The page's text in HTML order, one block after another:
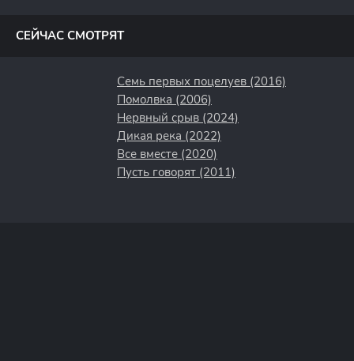
СЕЙЧАС СМОТРЯТ
Семь первых поцелуев (2016)
Помолвка (2006)
Нервный срыв (2024)
Дикая река (2022)
Все вместе (2020)
Пусть говорят (2011)